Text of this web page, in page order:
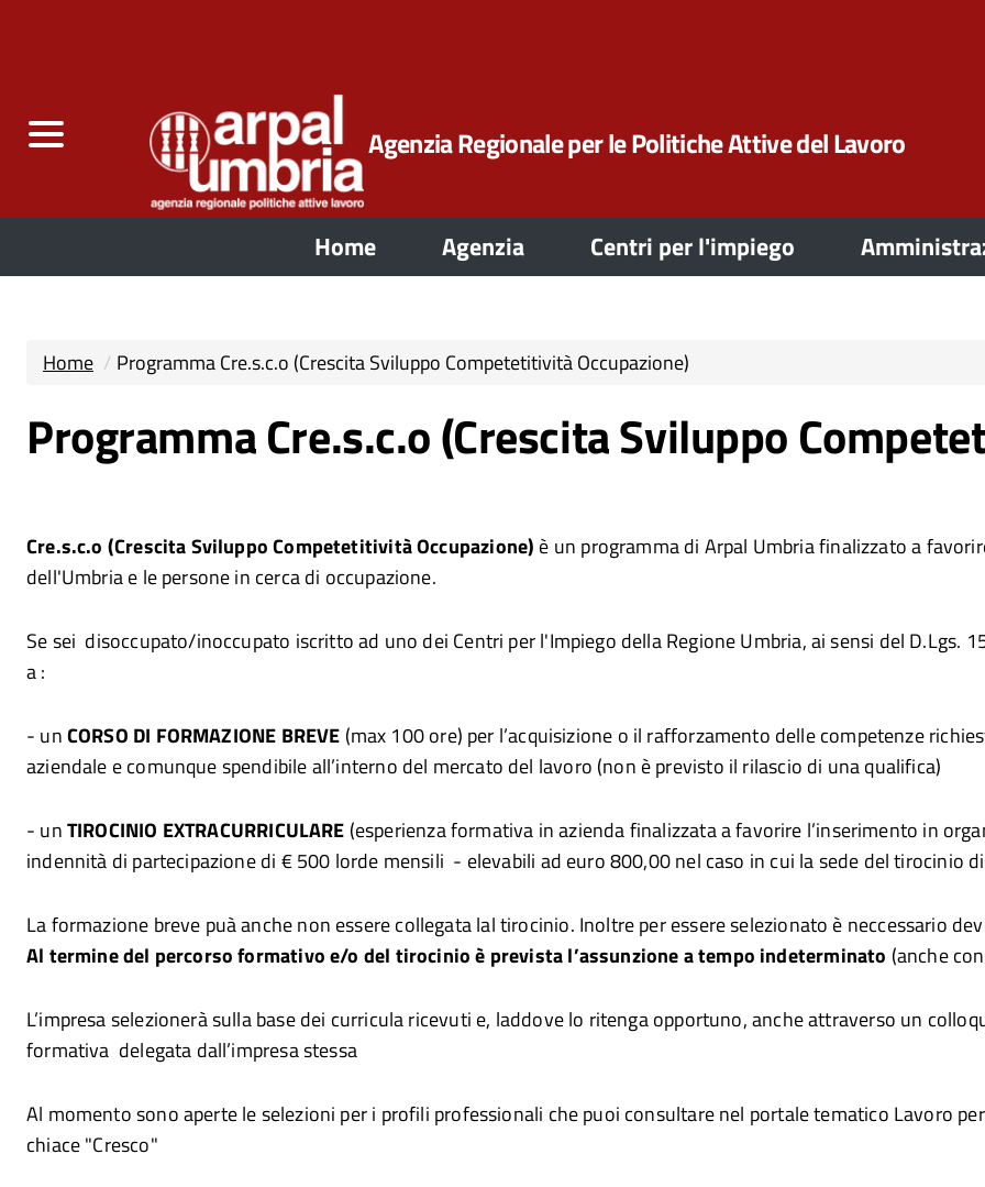
Agenzia Regionale per le Politiche Attive del Lavoro
Home Agenzia Centri per l'impiego
Home Programma Cre.s.c.o (Crescita Sviluppo Competetitività Occupazione)
Programma Cre.s.c.o (Crescita Sviluppo
Cre.s.c.o (Crescita Sviluppo Competetitività Occupazione) è un programma di Arpal Umbria finalizzato a
dell'Umbria e le persone in cerca di occupazione.
Se sei disoccupato/inoccupato iscritto ad uno dei Centri per l'Impiego della Regione Umbria, ai sensi del D.Lgs.
a :
- unCORSO DI FORMAZIONE BREVE (max 100 ore) per l’acquisizione o il rafforzamento delle competenze
aziendale e comunque spendibile all’interno del mercato del lavoro (non è previsto il rilascio di una qualifica)
- unTIROCINIO EXTRACURRICULARE (esperienza formativa in azienda finalizzata a favorire l’inserimento in
indennità di partecipazione di € 500 lorde mensili - elevabili ad euro 800,00 nel caso in cui la sede del tirocinio
La formazione breve puà anche non essere collegata lal tirocinio. Inoltre per essere selezionato è neccessario
Al termine del percorso formativo e/o del tirocinio è prevista l’assunzione a tempo indeterminato (anche
L’impresa selezionerà sulla base dei curricula ricevuti e, laddove lo ritenga opportuno, anche attraverso un
formativa delegata dall’impresa stessa
Al momento sono aperte le selezioni per i profili professionali che puoi consultare nel portale tematico Lavoro
chiace "Cresco"